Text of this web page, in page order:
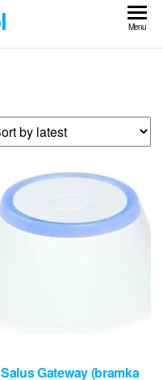
Menu
Salus Gateway (bramka